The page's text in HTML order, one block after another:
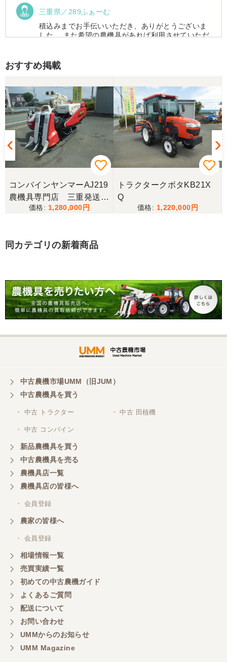
三重県／289ふぁーむ
積込みまでお手伝いいただき、ありがとうございま
した。 また希望の農機具があれば利用させていただ
この度はお世話になりました。また、機会があれば
よろしくお願いします。
三重県／ユウスケ
購入から引き取りまでスムーズでした。ありがとう
ございました。
三重県／
当方の要望に対して、素早く対応していただき感謝
が、今後も農機具を買う際はのうき屋さんを利用し
ようと思います。
写真と現物が違いすぎる
三重県／谷本勝美
こちらの、対応も、よく、大変、満足、です。
三重県／谷本勝美
こちらの、対応、も、よくして、くれました。
た。
三重県／山本
対応ありがとうございました。
三重県／山本
共立シュレッターを受け取りました。 状態は問題な
く、エンジンも調子がよさそうです。 ありがとうご
ざいました。
おすすめ掲載
コンバインヤンマーAJ219
農機具専門店 三重発送整
備済み
1,280,000
トラクタークボタKB21X
Q
1,220,000
同カテゴリの新着商品
中古農機市場UMM（旧JUM）
中古農機具を買う
・ 中古 トラクター ・ 中古 田植機
・ 中古 コンバイン
新品農機具を買う
中古農機具を売る
農機具店一覧
農機具店の皆様へ
・ 会員登録
農家の皆様へ
・ 会員登録
相場情報一覧
売買実績一覧
初めての中古農機ガイド
よくあるご質問
配送について
お問い合わせ
UMMからのお知らせ
UMM Magazine